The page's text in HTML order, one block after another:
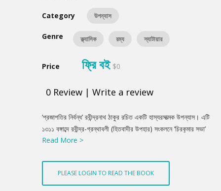
Category উপন্যাস
Genre ক্ল্যাসিক রম্য স্যাটায়ার
Price ফ্রি বই $0
0 Review | Write a review
Product
Summery
‘প্রজাপতির নির্বন্ধ’ রবীন্দ্রনাথ ঠাকুর রচিত একটি হাস্যরসাত্মক উপন্যাস। এটি
১৩১১ বঙ্গাব্দে রবীন্দ্র-গ্রন্থাবলী (হিতবাদীর উপহার) সংকলনে ‘চিরকুমার সভা’
নামে প্রকাশিত হয়। উপন্যাসটি পরে ১৩৩২ বঙ্গাব্দে নাট্যরূপেও প্রকাশ হয়।
Read More >
PLEASE LOGIN TO READ THE BOOK